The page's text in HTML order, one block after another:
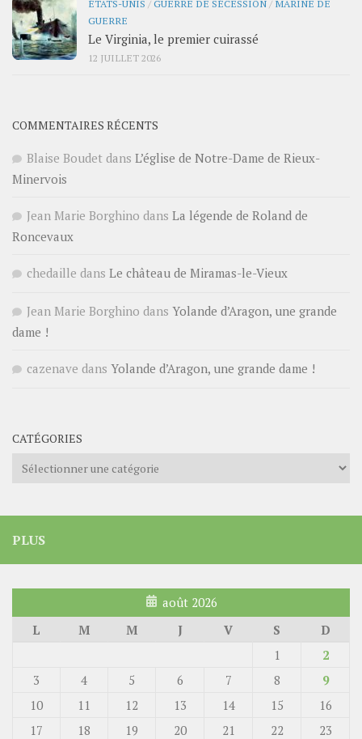
ÉTATS-UNIS /GUERRE DE SÉCESSION / MARINE DE
GUERRE
Le Virginia, le premier cuirassé
12 JUILLET 2026
COMMENTAIRES RÉCENTS
Blaise Boudet dans L’église de Notre-Dame de Rieux-
Minervois
Jean Marie Borghino dans La légende de Roland de
Roncevaux
chedaille dans Le château de Miramas-le-Vieux
Jean Marie Borghino dans Yolande d’Aragon, une grande
dame !
cazenave dans Yolande d’Aragon, une grande dame !
CATÉGORIES
Catégories
PLUS
août 2026
L
M M J V S
D
1
2
3
4 5 6 7 8
9
10
11 12 13 14 15
16
17
18 19 20 21 22
23